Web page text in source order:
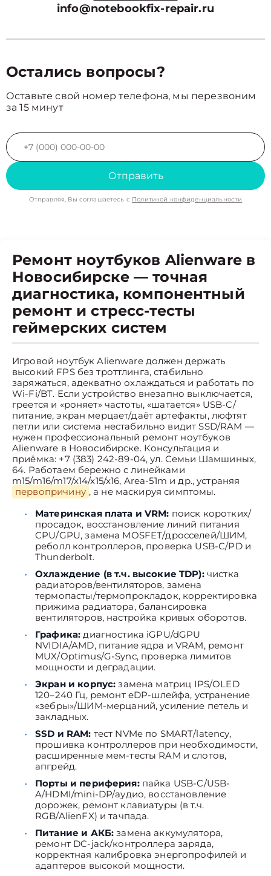
info@notebookfix-repair.ru
Остались вопросы?
Оставьте свой номер телефона, мы перезвоним
за 15 минут
Отправить
Отправляя, Вы соглашаетесь с Политикой конфиденциальности
Ремонт ноутбуков Alienware в
Новосибирске — точная
диагностика, компонентный
ремонт и стресс-тесты
геймерских систем
Игровой ноутбук Alienware должен держать
высокий FPS без троттлинга, стабильно
заряжаться, адекватно охлаждаться и работать по
Wi-Fi/BT. Если устройство внезапно выключается,
греется и «роняет» частоты, «шатается» USB-C/
питание, экран мерцает/даёт артефакты, люфтят
петли или система нестабильно видит SSD/RAM —
нужен профессиональный ремонт ноутбуков
Alienware в Новосибирске. Консультация и
приёмка: +7 (383) 242-89-04, ул. Семьи Шамшиных,
64. Работаем бережно с линейками
m15/m16/m17/x14/x15/x16, Area-51m и др., устраняя
первопричину , а не маскируя симптомы.
Материнская плата и VRM: поиск коротких/
просадок, восстановление линий питания
CPU/GPU, замена MOSFET/дросселей/ШИМ,
реболл контроллеров, проверка USB-C/PD и
Thunderbolt.
Охлаждение (в т.ч. высокие TDP):чистка
радиаторов/вентиляторов, замена
термопасты/термопрокладок, корректировка
прижима радиатора, балансировка
вентиляторов, настройка кривых оборотов.
Графика: диагностика iGPU/dGPU
NVIDIA/AMD, питание ядра и VRAM, ремонт
MUX/Optimus/G-Sync, проверка лимитов
мощности и деградации.
Экран и корпус: замена матриц IPS/OLED
120–240 Гц, ремонт eDP-шлейфа, устранение
«зебры»/ШИМ-мерцаний, усиление петель и
закладных.
SSD и RAM: тест NVMe по SMART/latency,
прошивка контроллеров при необходимости,
расширенные мем-тесты RAM и слотов,
апгрейд.
Порты и периферия:пайка USB-C/USB-
A/HDMI/mini-DP/аудио, восстановление
дорожек, ремонт клавиатуры (в т.ч.
RGB/AlienFX) и тачпада.
Питание и АКБ: замена аккумулятора,
ремонт DC-jack/контроллера заряда,
корректная калибровка энергопрофилей и
адаптеров высокой мощности.